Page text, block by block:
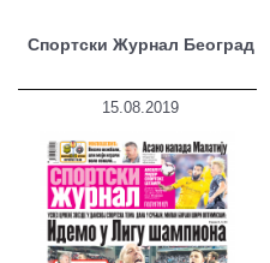
Спортски Журнал Београд
15.08.2019